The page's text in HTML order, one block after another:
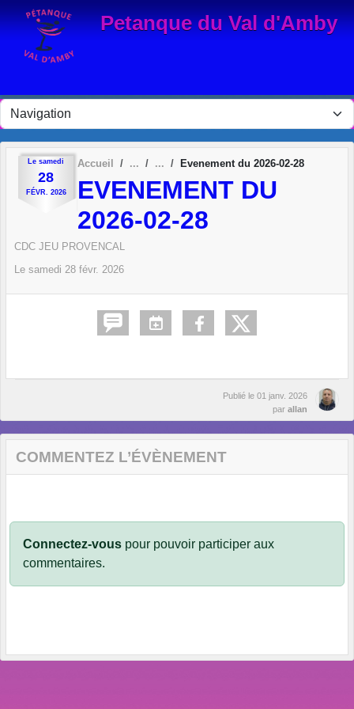
Petanque du Val d'Amby
Le samedi
28
FÉVR. 2026
Accueil Evenement du 2026-02-28
EVENEMENT DU
2026-02-28
CDC JEU PROVENCAL
Le samedi 28 févr. 2026
Publié le 01 janv. 2026
par allan
COMMENTEZ L’ÉVÈNEMENT
Connectez-vous pour pouvoir participer aux
commentaires.
Panneau de gestion des cookies